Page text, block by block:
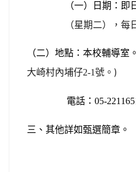
（一）日期：即
（星期二），每
（二）地點：本校輔導室。
大崎村內埔仔2-1號。 )
電話： 05-
三、其他詳如甄選簡章。